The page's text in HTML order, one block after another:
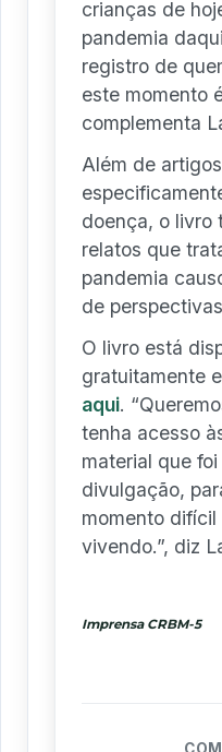
crianças de
pandemia
registro de
este momento
complementa
Além de
doença, o livro
relatos que
pandemia
de
O livro está
gratuitamente
aqui.
tenha acesso
material que
divulgação,
momento
vivendo.”, diz
Imprensa CRBM-5